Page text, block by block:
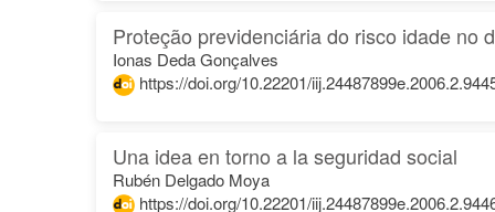
Proteção previdenciária do risco idade no
Ionas Deda Gonçalves
https://doi.org/10.22201/
Una idea en torno a la seguridad social
Rubén Delgado Moya
https://doi.org/10.22201/